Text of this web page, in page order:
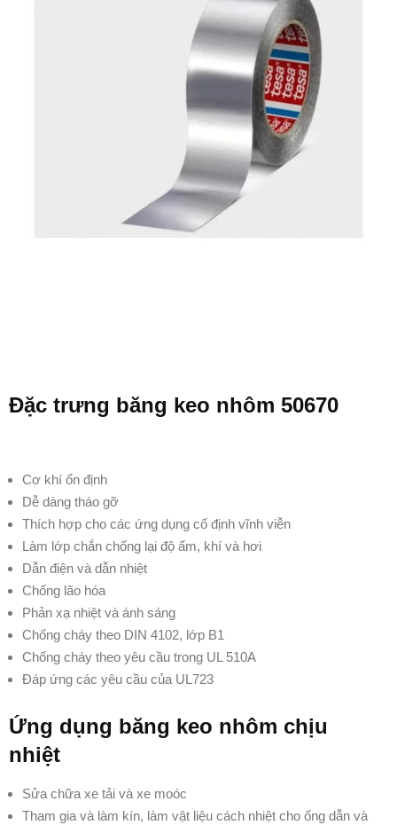
Đặc trưng băng keo nhôm 50670
Cơ khí ổn định
Dễ dàng tháo gỡ
Thích hợp cho các ứng dụng cố định vĩnh viễn
Làm lớp chắn chống lại độ ẩm, khí và hơi
Dẫn điện và dẫn nhiệt
Chống lão hóa
Phản xạ nhiệt và ánh sáng
Chống cháy theo DIN 4102, lớp B1
Chống cháy theo yêu cầu trong UL 510A
Đáp ứng các yêu cầu của UL723
Ứng dụng băng keo nhôm chịu
nhiệt
Sửa chữa xe tải và xe moóc
Tham gia và làm kín, làm vật liệu cách nhiệt cho ống dẫn và